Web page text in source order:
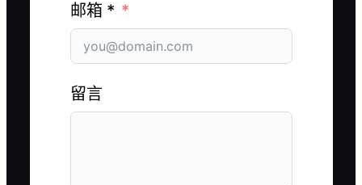
邮箱 *
留言